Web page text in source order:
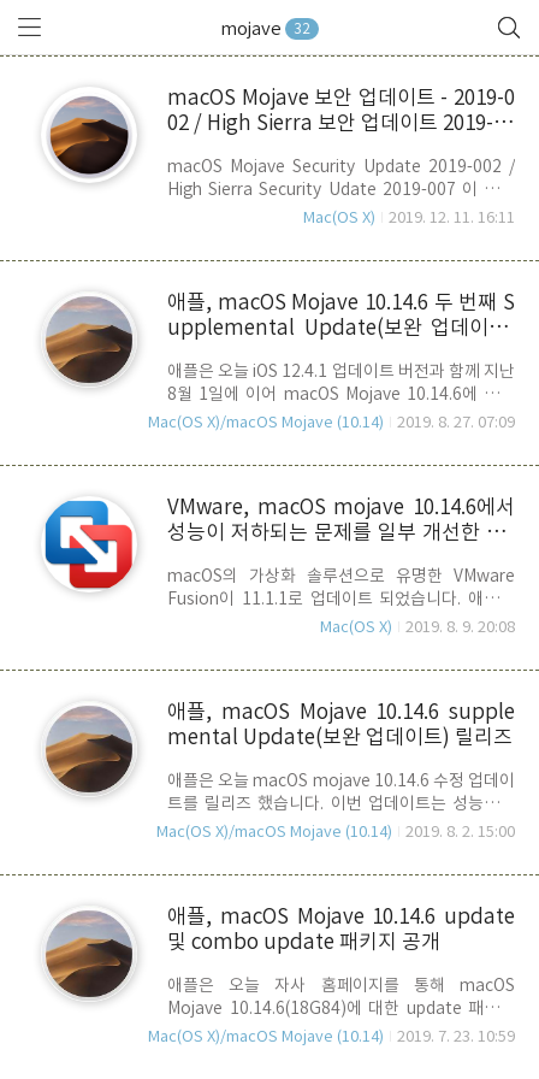
mojave 32
macOS Mojave 보안 업데이트 - 2019-0
02 / High Sierra 보안 업데이트 2019-00
macOS Mojave Security Update 2019-002 /
High Sierra Security Udate 2019-007 이 금일
릴리즈 되었습니다. 다운로드 링크 - macOS
운로드 링크 - High Sierra Security Update
정보는 여기서 확인하실 수 있으며, 위의 두 업데이
트는 공통적으로 T2 BridgeOS 17.16.12551을 포
분들은 참고 하시기 바랍니다.
Mac(OS X) 2019. 12. 11. 16:11
애플, macOS Mojave 10.14.6 두 번째 S
upplemental Update(보완 업데이트)
애플은 오늘 iOS 12.4.1 업데이트 버전과 함께 지난
8월 1일에 이어 macOS Mojave 10.14.6에 대한
두 번째 추가 업데이트(18G95) 패키지를 릴리즈
되지 않고 남아 있던 문제들을 해결하기 위한 것으
MacBook/MacBook Pro 모델에서 잠자기 중에
노트북이 종료되버리는 문제점을 해결. - 대용량 파
수정. - Pages, Keynote, Numbers, iMovie,
GarageBand가 업데이트되지 않는 문제를 해결.
특별히 주목할만한 점은 두 번째 대용팡 파일 작업
것인데, 이는 ..
Mac(OS X)/macOS Mojave (10.14) 2019. 8. 27. 07:09
VMware, macOS mojave 10.14.6에서
성능이 저하되는 문제를 일부 개선한 VM
macOS의 가상화 솔루션으로 유명한 VMware
Fusion이 11.1.1로 업데이트 되었습니다. 애플이
최근에 공개한 macOS mojave 10.14.6(18G84 /
VMWare Fusion의 성능이 현격히 저하되거나 가
었는데요, 이번 11.1.1 버전 공개로 해당 문제를 겪
고 있는 사용자들에게는 도움이 될 것 같습니다. 이
관리기법이 2GB 이상의 메모리 사용 설정을 한 가
상머신과 호환되지 않으면서 발생한 문제로,
11.1.1 버전이 공개되기 전까지는 임시 방편으로
지만 그나마 부분적으로 개선이 되었..
Mac(OS X) 2019. 8. 9. 20:08
애플, macOS Mojave 10.14.6 supple
mental Update(보완 업데이트) 릴리즈
애플은 오늘 macOS mojave 10.14.6 수정 업데이
트를 릴리즈 했습니다. 이번 업데이트는 성능이나
기능을 추가한 업데이트가 아닌 일종의 수정 업데
있을 경우 supplemental update를 릴리즈 합니
잠자기 후에 제대로 깨어나지 못하는 문제를 수정
한 것으로 그 밖에 보안과 관련된 일부 내용이 포함
가급적 필수적으로 업데이트를 하시기 바랍니다.
특정 문제로 자동 업데이트 확인이 되지 않는 경우
는 아래의 링크를 통해 업데이트 패키지를 다운로
Mac(OS X)/macOS Mojave (10.14) 2019. 8. 2. 15:00
애플, macOS Mojave 10.14.6 update
및 combo update 패키지 공개
애플은 오늘 자사 홈페이지를 통해 macOS
Mojave 10.14.6(18G84)에 대한 update 패키지
및 combo update 패키지를 발표 했습니다. 다운
Mac(OS X)/macOS Mojave (10.14) 2019. 7. 23. 10:59